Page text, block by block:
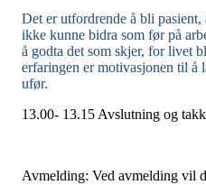
Det er utfordrende å bli
ikke kunne bidra som før på
å godta det som skjer, for livet
erfaringen er motivasjonen til å
ufør.
13.00- 13.15 Avslutning og
Avmelding: Ved avmelding vil